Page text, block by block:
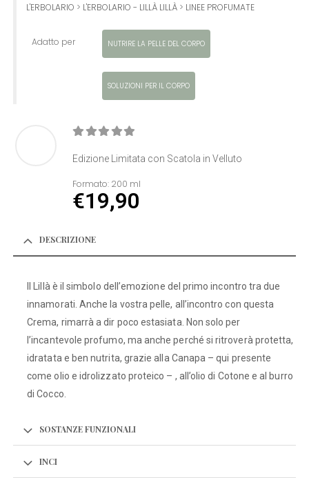
L'ERBOLARIO > L'ERBOLARIO - LILLÀ LILLÀ> LINEE PROFUMATE
Adatto per NUTRIRE LA PELLE DEL CORPO
SOLUZIONI PER IL CORPO
Edizione Limitata con Scatola in Velluto
Formato: 200 ml
€19,90
DESCRIZIONE
Il Lillà è il simbolo dell’emozione del primo incontro tra due
innamorati. Anche la vostra pelle, all’incontro con questa
Crema, rimarrà a dir poco estasiata. Non solo per
l’incantevole profumo, ma anche perché si ritroverà protetta,
idratata e ben nutrita, grazie alla Canapa – qui presente
come olio e idrolizzato proteico – , all’olio di Cotone e al burro
di Cocco.
SOSTANZE FUNZIONALI
INCI